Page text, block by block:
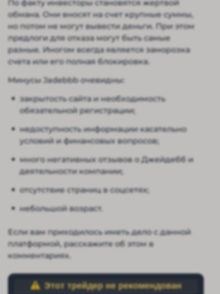
По факту инвесторы становятся жертвой
обмана. Они вносят на счет крупные суммы,
но потом не могут вывести деньги. При этом
предлоги для отказа могут быть самые
разные. Иногом всегда является заморозка
счета или его полная блокировка.
Минусы Jadebbb очевидны:
закрытость сайта и необходимость
обязательной регистрации;
недоступность информации касательно
условий и финансовых вопросов;
много негативных отзывов о Джейдебб и
деятельности компании;
отсутствие страниц в соцсетях;
небольшой возраст.
Если вам приходилось иметь дело с данной
платформой, расскажите об этом в
комментариях.
Этот трейдер не рекомендован